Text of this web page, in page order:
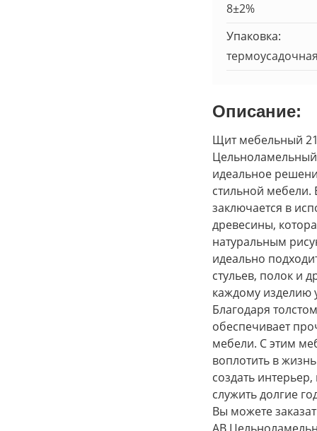
8±2%
Упаковка:
Описание:
Щит мебельный
Цельноламельный
идеальное
стильной мебели.
заключается в
древесины,
натуральным
идеально
стульев, полок и
каждому изделию
Благодаря
обеспечивает
мебели. С этим
воплотить в
создать
служить долгие
Вы можете